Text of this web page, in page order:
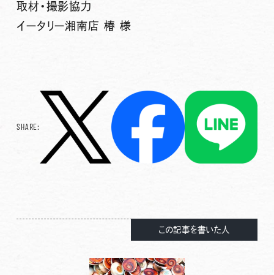
取材・撮影協力
イータリー湘南店 椿 様
SHARE:
この記事を書いた人